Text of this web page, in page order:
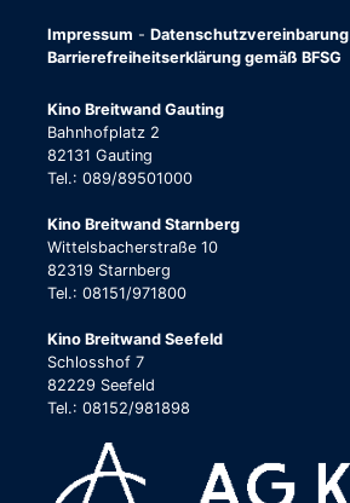
Impressum - Datenschutzvereinbarung
Barrierefreiheitserklärung gemäß BFSG
Kino Breitwand Gauting
Bahnhofplatz 2
82131 Gauting
Tel.: 089/89501000
Kino Breitwand Starnberg
Wittelsbacherstraße 10
82319 Starnberg
Tel.: 08151/971800
Kino Breitwand Seefeld
Schlosshof 7
82229 Seefeld
Tel.: 08152/981898